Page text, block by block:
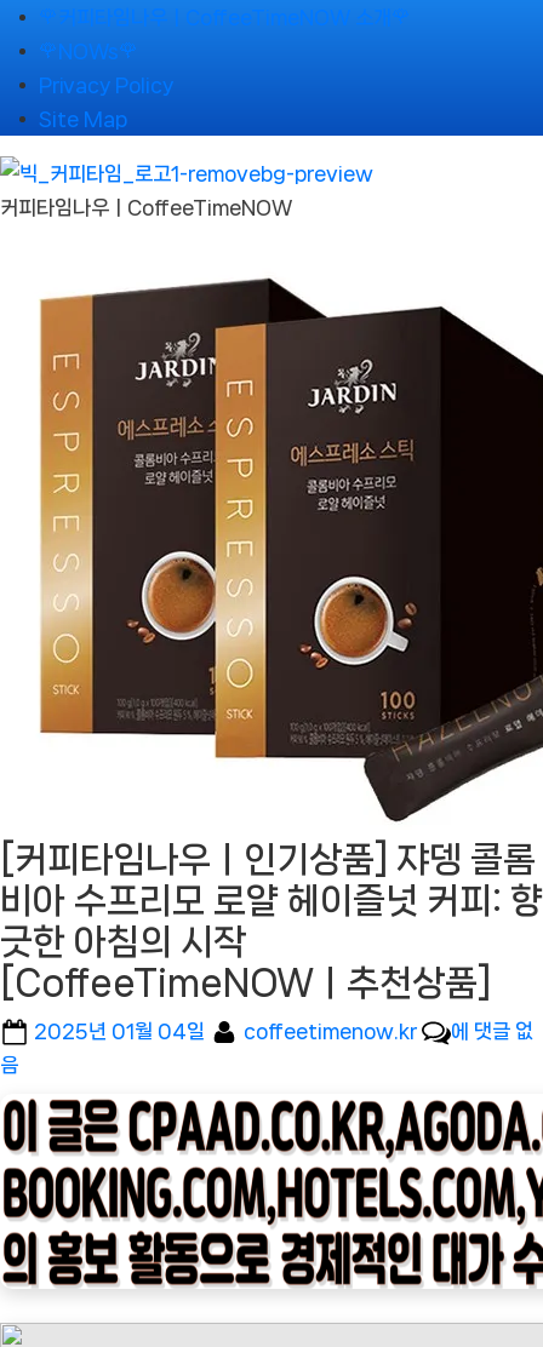
Skip
to
content
🌹커피타임나우ㅣCoffeeTimeNOW 소개🌹
🌹NOWs🌹
Privacy Policy
Site Map
커피타임나우ㅣCoffeeTimeNOW
[커피타임나우ㅣ인기상품] 쟈뎅 콜롬
비아 수프리모 로얄 헤이즐넛 커피: 향
긋한 아침의 시작
[CoffeeTimeNOWㅣ추천상품]
Posted
2025년 01월 04일 By
coffeetimenow.kr
[커
타
임
나
우
ㅣ
인
에 댓글 없
음